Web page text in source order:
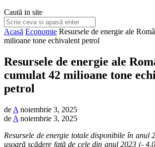
Caută in site
Acasă Economie Resursele de energie ale
milioane tone echivalent petrol
Resursele de energie ale
cumulat 42 milioane tone
petrol
de A noiembrie 3, 2025
de A noiembrie 3, 2025
Resursele de energie totale disponibile în anul
ușoară scădere față de cele din anul 2023 (-